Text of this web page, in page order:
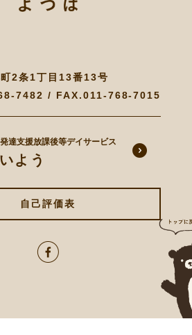
2条1丁目13番13号
7482 / FAX.011-768-7015
達支援放課後等デイサービス
よう
自己評価表